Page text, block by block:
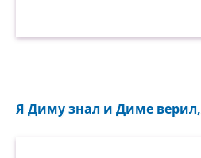
Я Диму знал и Диме верил,